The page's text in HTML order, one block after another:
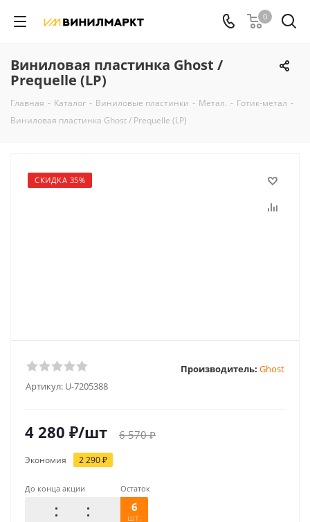
0
Виниловая пластинка Ghost /
Prequelle (LP)
Главная - Каталог - Виниловые пластинки - Метал. - Готик-метал -
Виниловая пластинка Ghost / Prequelle (LP)
СКИДКА 35%
Артикул: U-7205388
Производитель: Ghost
4 280 ₽/шт 6 570₽
Экономия 2 290₽
До конца акции Остаток
6
шт.